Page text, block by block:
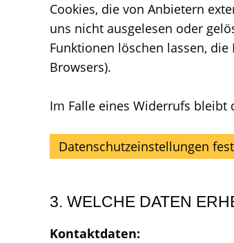
Cookies, die von Anbietern
uns nicht ausgelesen oder
Funktionen löschen lassen,
Browsers).
Im Falle eines Widerrufs
Datenschutzeinstellungen
3. WELCHE DATEN
Kontaktdaten: